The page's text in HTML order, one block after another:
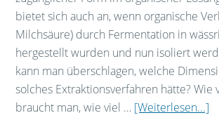
bietet sich auch an, wenn organische
Milchsäure) durch Fermentation in
hergestellt wurden und nun isoliert
kann man überschlagen, welche
solches Extraktionsverfahren hätte? Wie
braucht man, wie viel … [Weiterlesen...]